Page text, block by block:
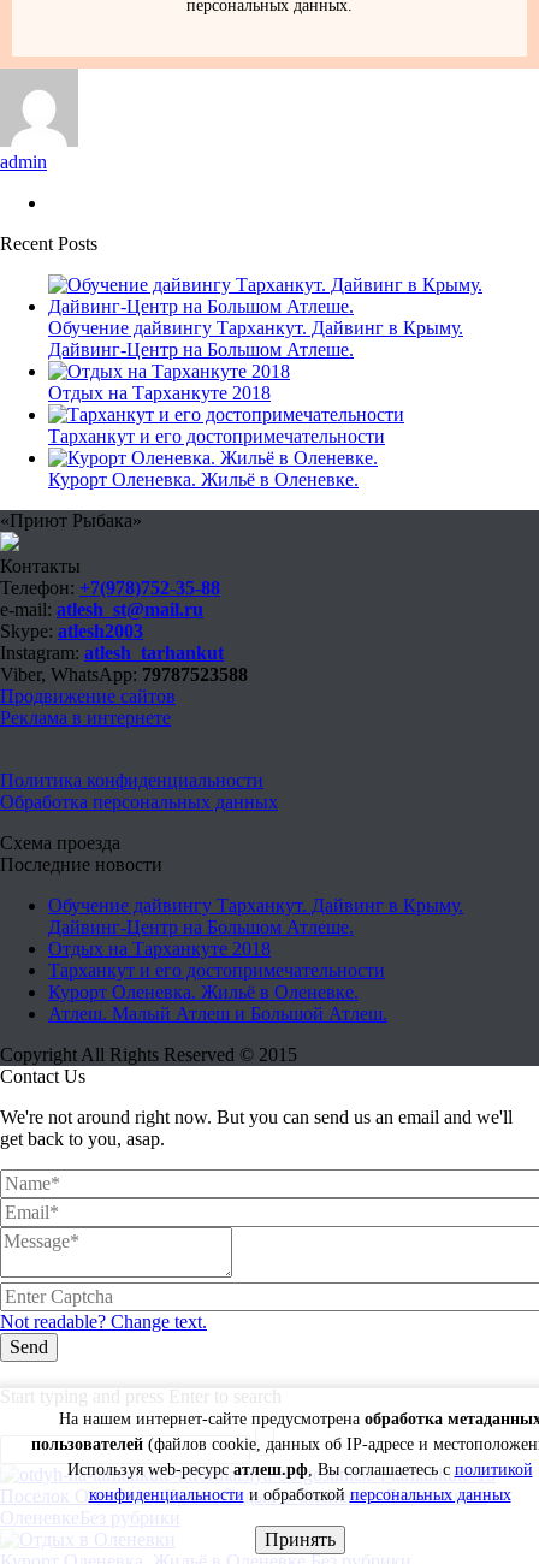
На нашем интернет-сайте предусмотрена обработка
пользователей (файлов cookie, данных об IP-адресе и
Используя web-ресурс атлеш.рф, Вы соглашаетесь с политикой
конфиденциальности и обработкой персональных данных
Принять
персональных данных.
admin
Recent Posts
Обучение дайвингу Тарханкут. Дайвинг в Крыму.
Дайвинг-Центр на Большом Атлеше.
Отдых на Тарханкуте 2018
Тарханкут и его достопримечательности
Курорт Оленевка. Жильё в Оленевке.
«Приют Рыбака»
Контакты
Телефон: +7(978)752-35-88
e-mail: atlesh_st@mail.ru
Skype: atlesh2003
Instagram: atlesh_tarhankut
Viber, WhatsApp: 79787523588
Продвижение сайтов
Реклама в интернете
Политика конфиденциальности
Обработка персональных данных
Схема проезда
Последние новости
Обучение дайвингу Тарханкут. Дайвинг в Крыму.
Дайвинг-Центр на Большом Атлеше.
Отдых на Тарханкуте 2018
Тарханкут и его достопримечательности
Курорт Оленевка. Жильё в Оленевке.
Атлеш. Малый Атлеш и Большой Атлеш.
Copyright All Rights Reserved © 2015
Contact Us
We're not around right now. But you can send us an email and we'll
get back to you, asap.
Not readable? Change text.
Send
Start typing and press Enter to search
Поселок Оленевка, Крым. Отдых в Оленевке. Гостиница в
ОленевкеБез рубрики